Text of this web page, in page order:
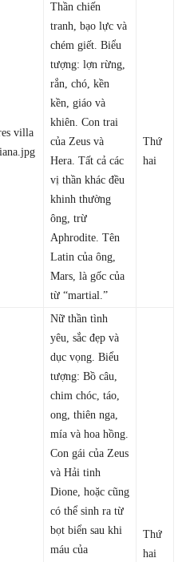
Thần chiến
tranh, bạo lực và
chém giết. Biểu
tượng: lợn rừng,
rắn, chó, kền
kền, giáo và
khiên. Con trai
của Zeus và
Hera. Tất cả các
vị thần khác đều
khinh thường
ông, trừ
Aphrodite. Tên
Latin của ông,
Mars, là gốc của
từ “martial.”
Thứ
hai
Nữ thần tình
yêu, sắc đẹp và
dục vọng. Biểu
tượng: Bồ câu,
chim chóc, táo,
ong, thiên nga,
mía và hoa hồng.
Con gái của Zeus
và Hải tinh
Dione, hoặc cũng
có thể sinh ra từ
bọt biển sau khi
máu của
Thứ
hai